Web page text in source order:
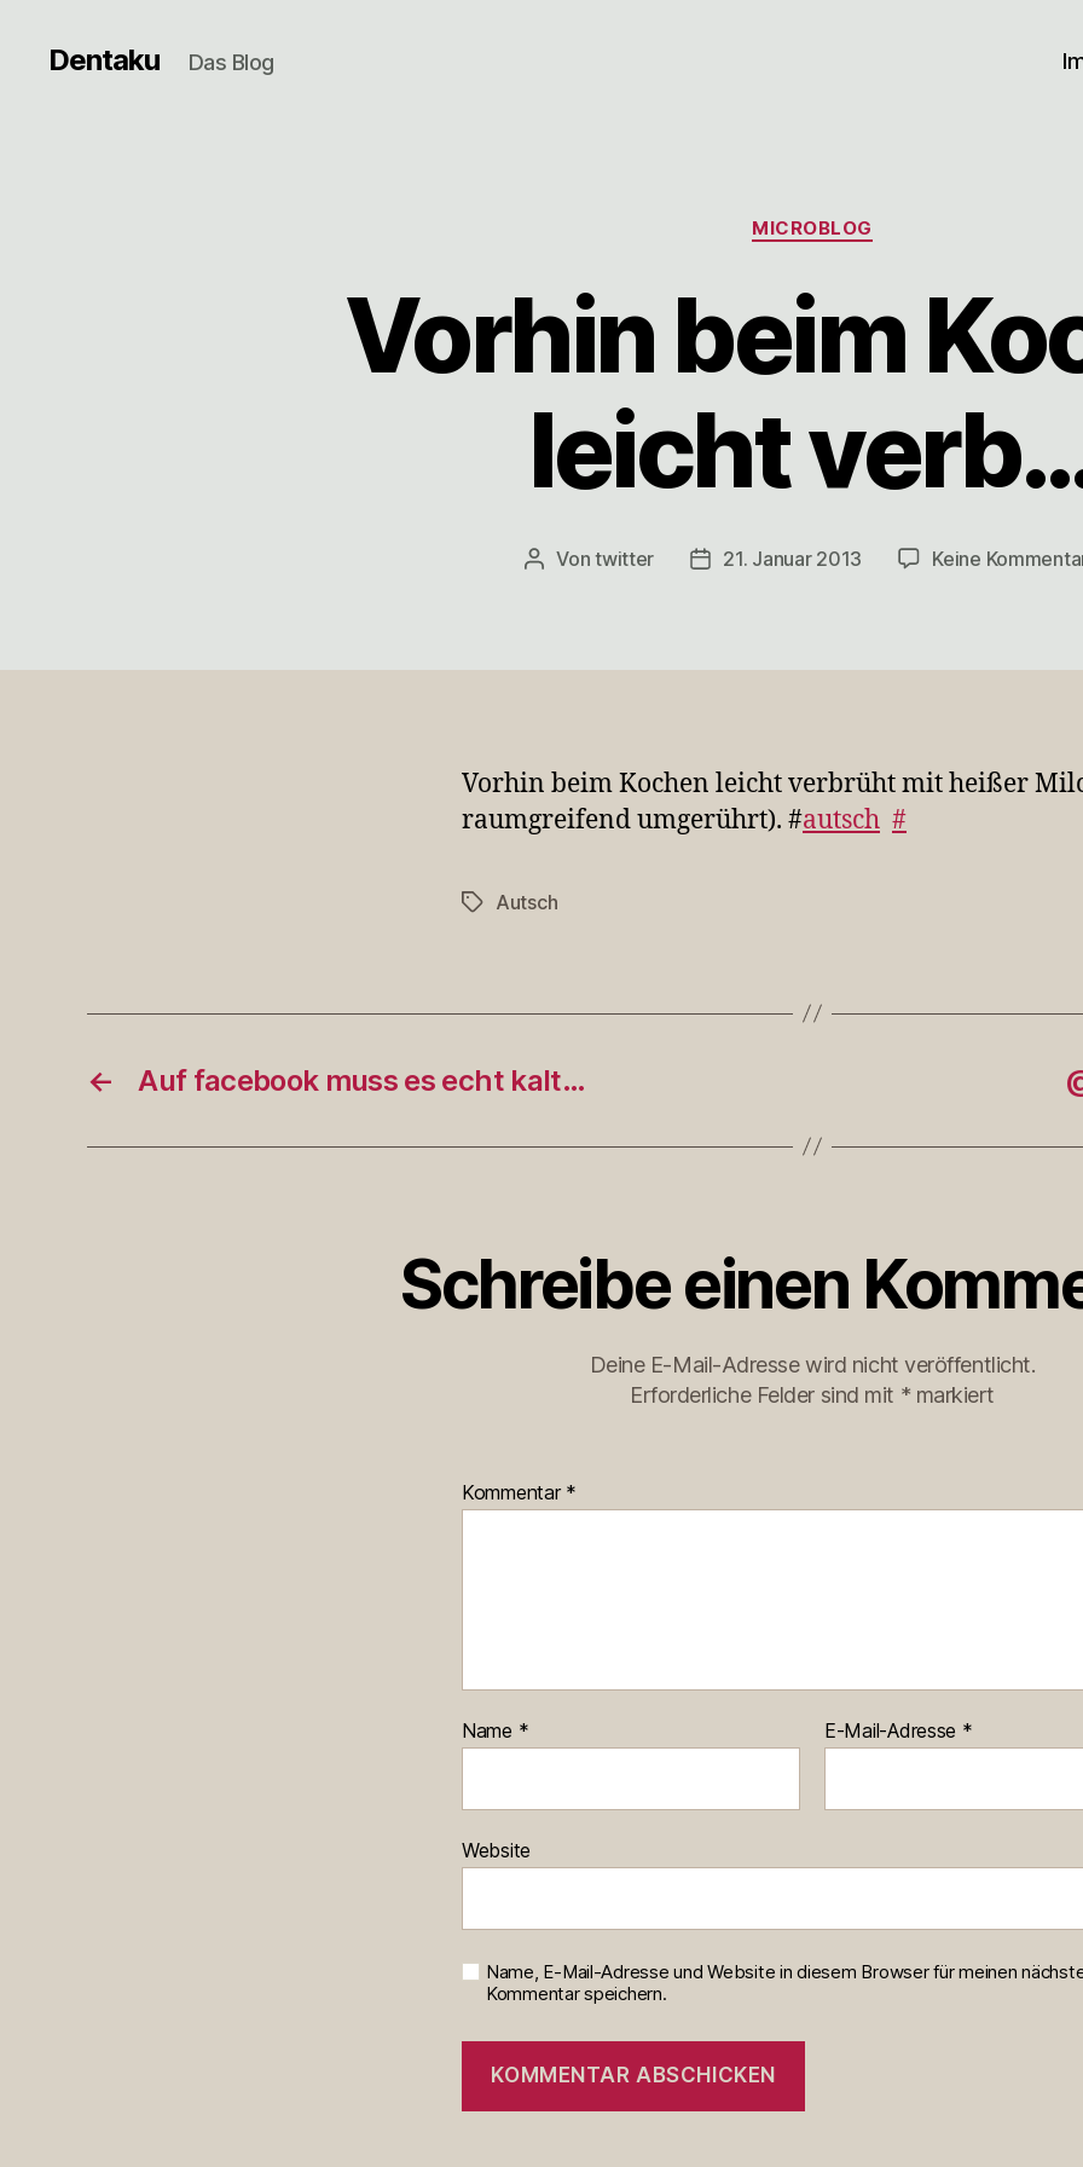
Dentaku Das Blog
Kategorien
MICROBLOG
Vorhin beim
leicht
Beitragsautor
Vontwitter Veröffentlichungsdatum
21. Januar 2013 Keine
Vorhin beim Kochen leicht verbrüht mit heißer
raumgreifend umgerührt). #autsch #
Schlagwörter
Autsch
← Auf facebook muss es echt kalt…
Schreibe einen
Deine E-Mail-Adresse wird nicht veröffentlicht.
Erforderliche Felder sind mit * markiert
Kommentar *
Name * E-Mail-Adresse *
Website
Name, E-Mail-Adresse und Website in diesem Browser für meinen
Kommentar speichern.